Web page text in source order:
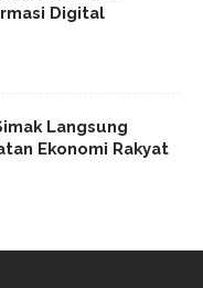
Digital
Langsung
Ekonomi Rakyat